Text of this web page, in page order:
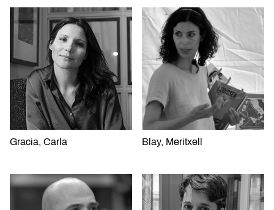
Gracia, Carla Blay, Meritxell